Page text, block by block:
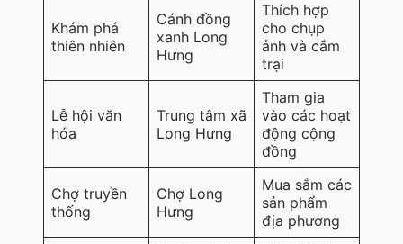
Khám phá
thiên nhiên
Cánh đồng
xanh Long
Hưng
Thích hợp
cho chụp
ảnh và cắm
trại
Lễ hội văn
hóa
Trung tâm xã
Long Hưng
Tham gia
vào các hoạt
động cộng
đồng
Chợ truyền
thống
Chợ Long
Hưng
Mua sắm các
sản phẩm
địa phương